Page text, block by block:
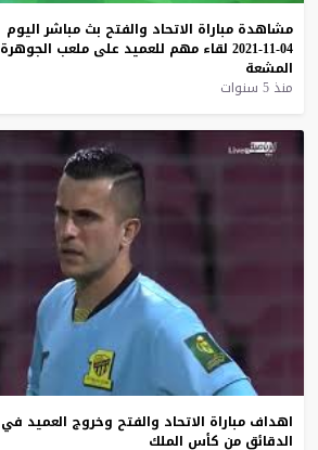
مشاهدة مباراة الاتحاد والفتح بث مباشر اليوم
04-11-2021
لقاء مهم للعميد على ملعب الجوهرة
المشعة
منذ 5 سنوات
اهداف مباراة الاتحاد والفتح وخروج العميد في
الدقائق من كأس الملك